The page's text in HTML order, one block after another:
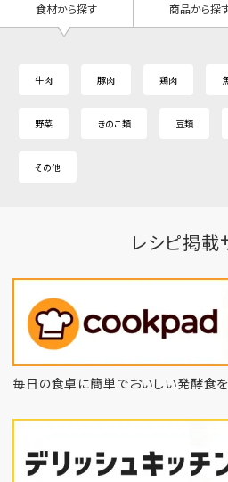
食材から探す 商品から探
牛肉 豚肉 鶏肉
野菜 きのこ類 豆類
その他
レシピ掲載
毎日の食卓に簡単でおいしい発酵食を